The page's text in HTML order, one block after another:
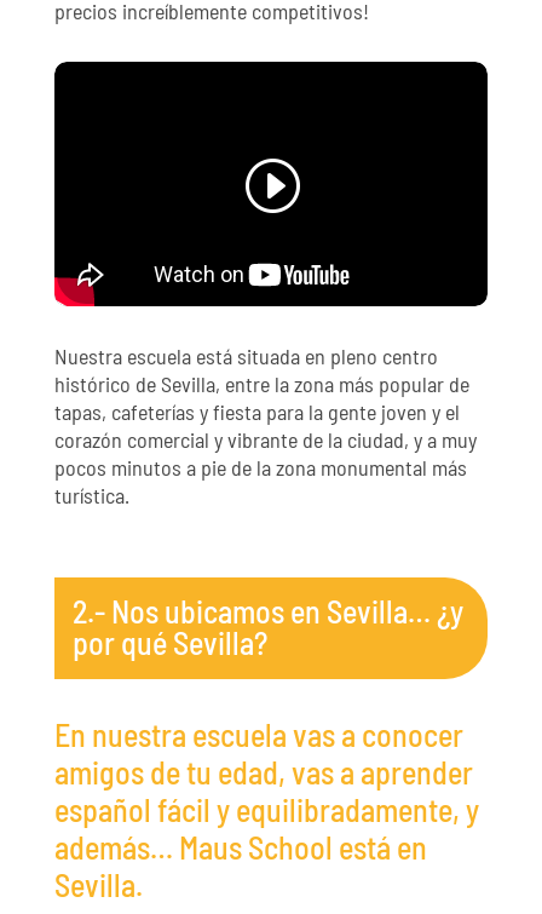
precios increíblemente competitivos!
Nuestra escuela está situada en pleno centro
histórico de Sevilla, entre la zona más popular de
tapas, cafeterías y fiesta para la gente joven y el
corazón comercial y vibrante de la ciudad, y a muy
pocos minutos a pie de la zona monumental más
turística.
2.- Nos ubicamos en Sevilla… ¿y
por qué Sevilla?
En nuestra escuela vas a conocer
amigos de tu edad, vas a aprender
español fácil y equilibradamente, y
además… Maus School está en
Sevilla.